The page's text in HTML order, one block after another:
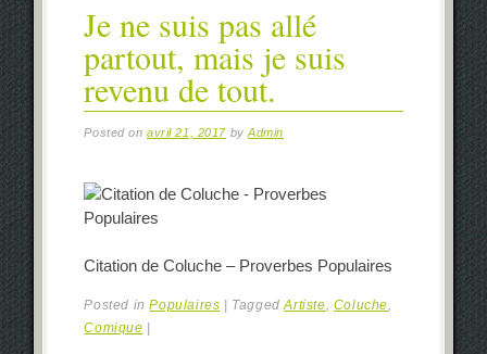
Je ne suis pas allé
partout, mais je suis
revenu de tout.
Posted onavril 21, 2017 byAdmin
Citation de Coluche – Proverbes Populaires
Posted inPopulaires TaggedArtiste, Coluche,
Comique